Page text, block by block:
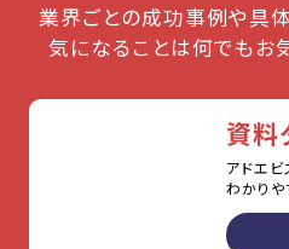
業界ごとの成功事例や具
気になることは何でもお
資料
アドエ
わかりや